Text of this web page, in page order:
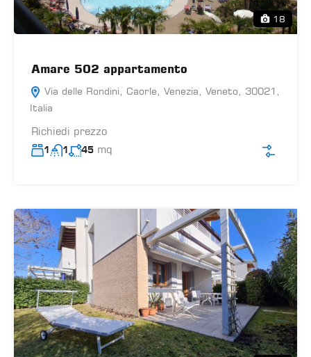
18
Amare 502 appartamento
Via delle Rondini, Caorle, Venezia, Veneto, 30021,
Italia
Richiedi prezzo
1 1 45 mq